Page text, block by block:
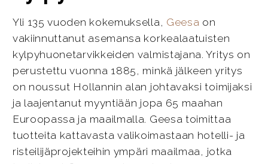
Yli 135 vuoden kokemuksella, Geesa on
vakiinnuttanut asemansa korkealaatuisten
kylpyhuonetarvikkeiden valmistajana. Yritys on
perustettu vuonna 1885, minkä jälkeen yritys
on noussut Hollannin alan johtavaksi toimijaksi
ja laajentanut myyntiään jopa 65 maahan
Euroopassa ja maailmalla. Geesa toimittaa
tuotteita kattavasta valikoimastaan hotelli- ja
risteilijäprojekteihin ympäri maailmaa, jotka